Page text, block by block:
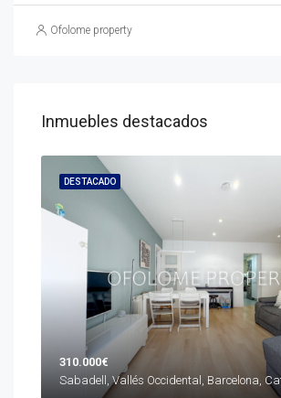
Ofolome property
Inmuebles destacados
DESTACADO
310.000€